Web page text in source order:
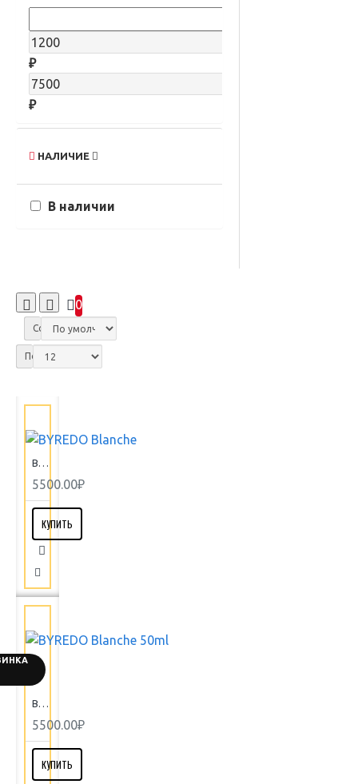
₽
₽
НАЛИЧИЕ
В наличии
0
Сортировка:
Показать:
BYREDO Blanche
5500.00₽
КУПИТЬ
BYREDO Blanche 50ml
5500.00₽
КУПИТЬ